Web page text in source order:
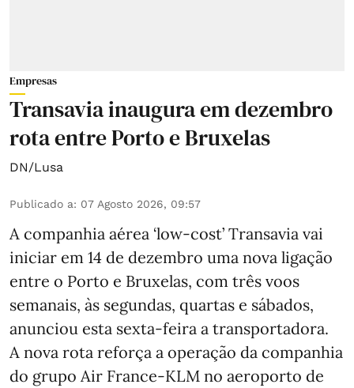
Empresas
Transavia inaugura em dezembro
rota entre Porto e Bruxelas
DN/Lusa
Publicado a: 07 Agosto 2026, 09:57
A companhia aérea ‘low-cost’ Transavia vai
iniciar em 14 de dezembro uma nova ligação
entre o Porto e Bruxelas, com três voos
semanais, às segundas, quartas e sábados,
anunciou esta sexta-feira a transportadora.
A nova rota reforça a operação da companhia
do grupo Air France-KLM no aeroporto de